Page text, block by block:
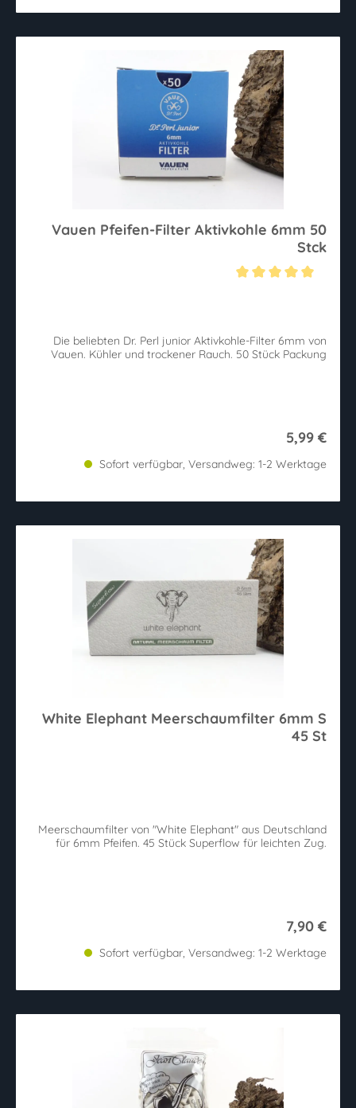
Vauen Pfeifen-Filter Aktivkohle 6mm 50
Stck
Die beliebten Dr. Perl junior Aktivkohle-Filter 6mm von
Vauen. Kühler und trockener Rauch. 50 Stück Packung
5,99 €
Sofort verfügbar, Versandweg: 1-2 Werktage
White Elephant Meerschaumfilter 6mm S
45 St
Meerschaumfilter von "White Elephant" aus Deutschland
für 6mm Pfeifen. 45 Stück Superflow für leichten Zug.
7,90 €
Sofort verfügbar, Versandweg: 1-2 Werktage